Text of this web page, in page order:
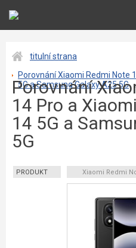
titulní strana
Porovnání Xiaomi Redmi Note
5G a Samsung Galaxy A25 5G
Porovnání
14 Pro a
14 5G a
5G
PRODUKT Xiaomi Redmi